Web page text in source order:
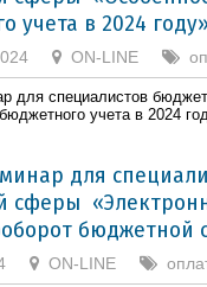
учета в 2024 году»
ON-LINE
для специалистов
учета в 2024
для
сферы
бюджетной
ON-LINE